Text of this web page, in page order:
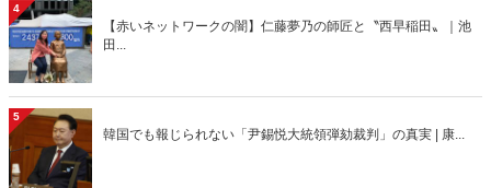
4
【赤いネットワークの闇】仁藤夢乃の師匠と〝西早稲田〟｜池
田...
5
韓国でも報じられない「尹錫悦大統領弾劾裁判」の真実 | 康...